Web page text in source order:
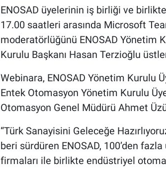
ENOSAD üyelerinin iş birliği ve
17.00 saatleri arasında Microsoft
moderatörlüğünü ENOSAD Yönetim
Kurulu Başkanı Hasan Terzioğlu
Webinara, ENOSAD Yönetim Kurulu
Entek Otomasyon Yönetim Kurulu
Otomasyon Genel Müdürü Ahmet
“Türk Sanayisini Geleceğe
beri sürdüren ENOSAD, 100’den
firmaları ile birlikte endüstriyel